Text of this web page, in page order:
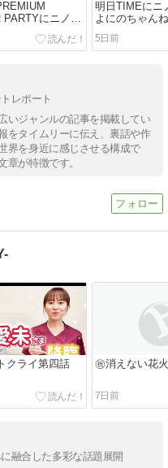
PARTYにニノ出
CM・翔くん
イキング・潤く
明日TIMEにニ
よにのちゃん
くんMUSIC
メント動画ほ
5日前
レポート
いジャンルの記事を掲載してい
をタイムリーに伝え、裏話や作
界を身近に感じさせる構成で
章が特徴です。
クライ第四話 ㊗消えない花
7日前
融合した多彩な話題展開